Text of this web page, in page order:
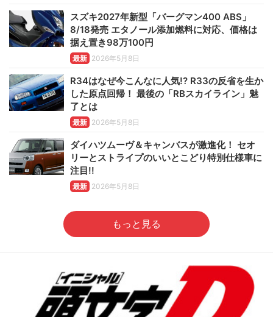
スズキ2027年新型「バーグマン400 ABS」
8/18発売 エタノール添加燃料に対応、価格は
据え置き98万100円
最新 2026年5月8日
R34はなぜ今こんなに人気!? R33の反省を生か
した原点回帰！ 最後の「RBスカイライン」魅
了とは
最新 2026年5月8日
ダイハツムーヴ＆キャンバスが激進化！ セオ
リーとストライプのいいとこどり特別仕様車に
注目!!
最新 2026年5月8日
もっと見る